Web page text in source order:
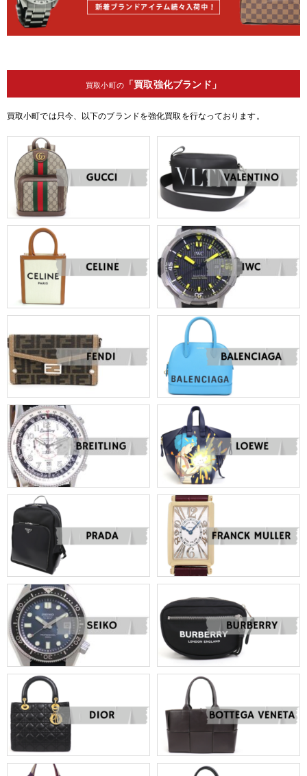
買取小町の「買取強化ブランド」
買取小町では只今、以下のブランドを強化買取を行なっております。